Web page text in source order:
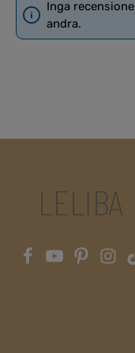
Inga
andra.